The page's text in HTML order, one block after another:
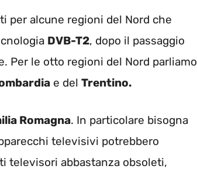
per alcune regioni del Nord che
DVB-T2, dopo il passaggio
Per le otto regioni del Nord parliamo
e del Trentino.
Romagna. In particolare bisogna
televisivi potrebbero
televisori abbastanza obsoleti,